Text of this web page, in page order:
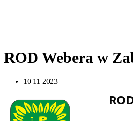
ROD Webera w
10 11 2023